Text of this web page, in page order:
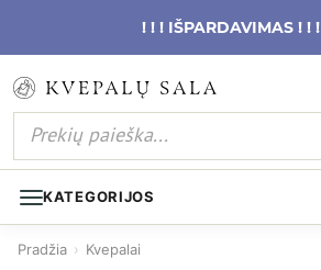
! ! ! IŠPARDAVIMAS ! ! !
KATEGORIJOS
Pradžia › Kvepalai